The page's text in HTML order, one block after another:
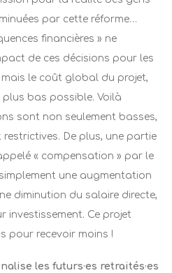
par cette réforme…
financières » ne
de ces décisions pour les
le coût global du projet,
plus bas possible. Voilà
sont non seulement basses,
De plus, une partie
« compensation » par le
une augmentation
diminution du salaire directe,
investissement. Ce projet
pour recevoir moins !
les futurs·es retraités·es